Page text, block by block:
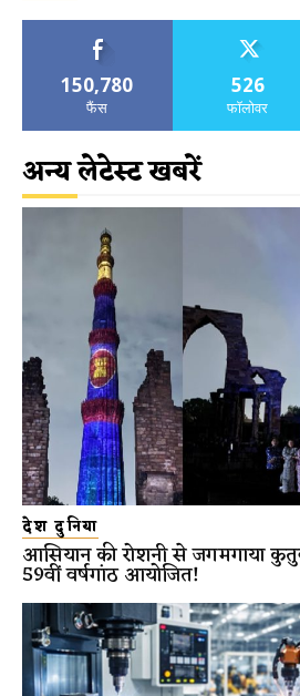
150,780
फैंस
526
फॉलोवर
अन्य लेटेस्ट खबरें
देश दुनिया
आसियान की रोशनी से जगमगाया
59वीं वर्षगांठ आयोजित!